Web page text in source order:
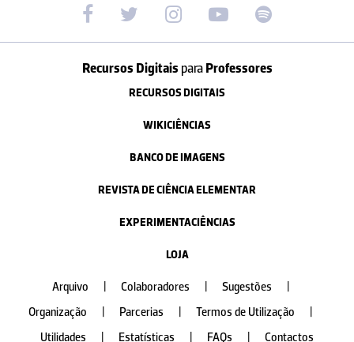
Recursos Digitais paraProfessores
RECURSOS DIGITAIS
WIKICIÊNCIAS
BANCO DE IMAGENS
REVISTA DE CIÊNCIA ELEMENTAR
EXPERIMENTACIÊNCIAS
LOJA
Arquivo Colaboradores Sugestões
Organização
Parcerias Termos de Utilização
Utilidades
Estatísticas FAQs Contactos